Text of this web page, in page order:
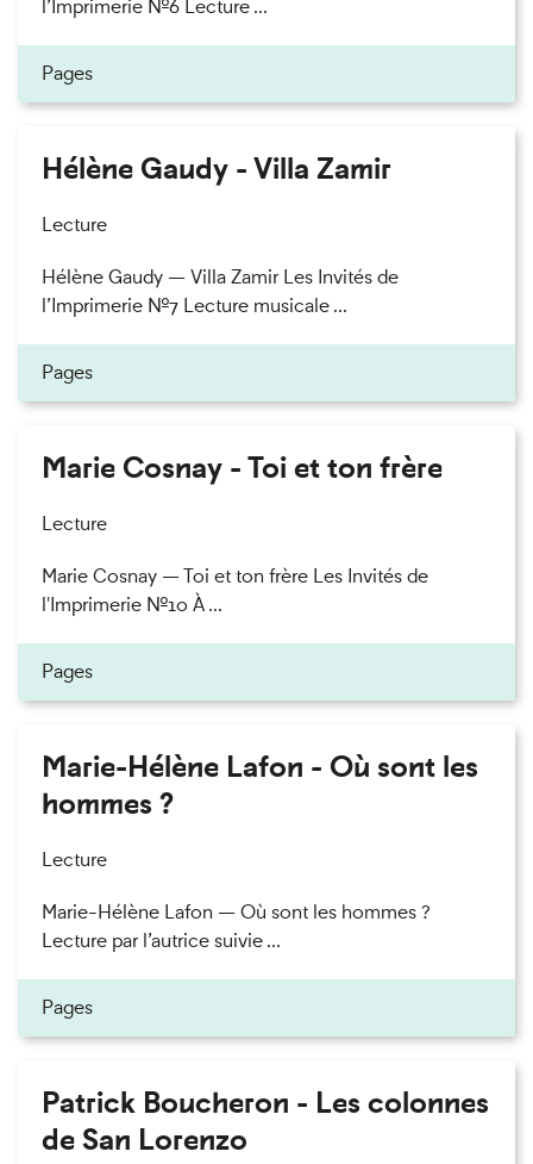
l’Imprimerie n°6 Lecture ...
Pages
Hélène Gaudy - Villa Zamir
Lecture
Hélène Gaudy — Villa Zamir Les Invités de
l’Imprimerie n°7 Lecture musicale ...
Pages
Marie Cosnay - Toi et ton frère
Lecture
Marie Cosnay — Toi et ton frère Les Invités de
l'Imprimerie n°10 À ...
Pages
Marie-Hélène Lafon - Où sont les
hommes ?
Lecture
Marie-Hélène Lafon — Où sont les hommes ?
Lecture par l’autrice suivie ...
Pages
Patrick Boucheron - Les colonnes
de San Lorenzo